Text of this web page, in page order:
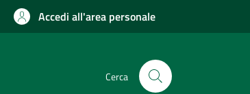
Accedi all'area personale
Cerca